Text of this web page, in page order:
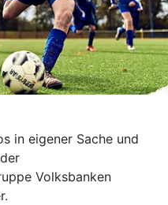
in eigener Sache und
Volksbanken